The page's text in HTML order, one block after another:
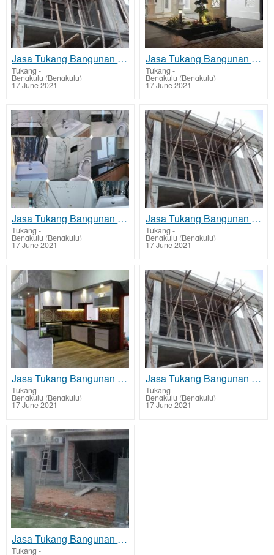
Jasa Tukang Bangunan di Ratu Agung
Tukang -
Bengkulu (Bengkulu)
17 June 2021
Jasa Tukang Bangunan di Gading Cempaka
Tukang -
Bengkulu (Bengkulu)
17 June 2021
Jasa Tukang Bangunan di Teluk Segara
Tukang -
Bengkulu (Bengkulu)
17 June 2021
Jasa Tukang Bangunan di Ratu Samban
Tukang -
Bengkulu (Bengkulu)
17 June 2021
Jasa Tukang Bangunan di Sungai Serut
Tukang -
Bengkulu (Bengkulu)
17 June 2021
Jasa Tukang Bangunan di Singaran Pati
Tukang -
Bengkulu (Bengkulu)
17 June 2021
Jasa Tukang Bangunan di Kampung Melayu
Tukang -